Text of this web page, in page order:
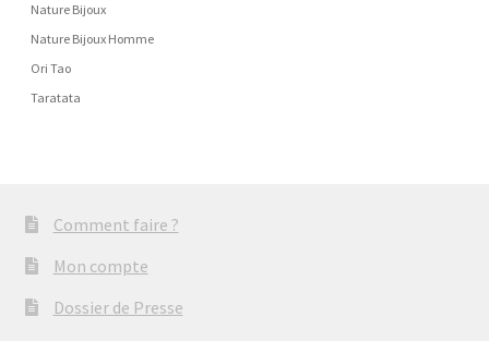
Nature Bijoux
Nature Bijoux Homme
Ori Tao
Taratata
Comment faire ?
Mon compte
Dossier de Presse